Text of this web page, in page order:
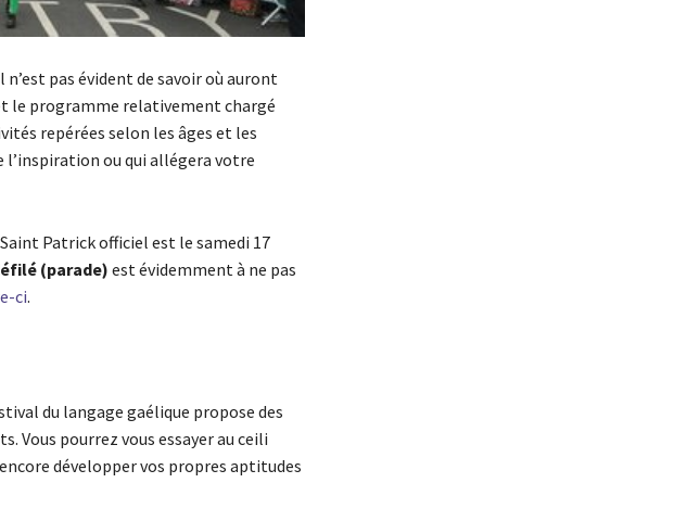
pas évident de savoir où auront
le programme relativement chargé
repérées selon les âges et les
ou qui allégera votre
Patrick officiel est le samedi 17
(parade) est évidemment à ne pas
ci.
du langage gaélique propose des
Vous pourrez vous essayer au ceili
développer vos propres aptitudes